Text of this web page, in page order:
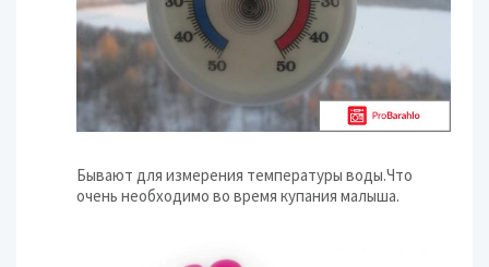
Бывают для измерения температуры воды.Что
очень необходимо во время купания малыша.